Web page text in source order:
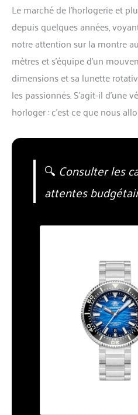
Le marché de l’horlogerie et
depuis quelques années,
notre attention sur la montre
mètres et s’équipe d’un
dimensions et sa lunette
les passionnés. S’agit-il
horloger : c’est ce que nous
🔍 Consulter les
attentes